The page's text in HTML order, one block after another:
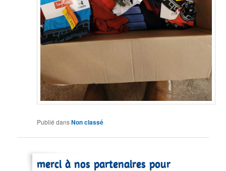
Publié dansNon classé
merci à nos partenaires pour